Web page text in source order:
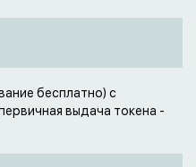
бесплатно) с
выдача токена -